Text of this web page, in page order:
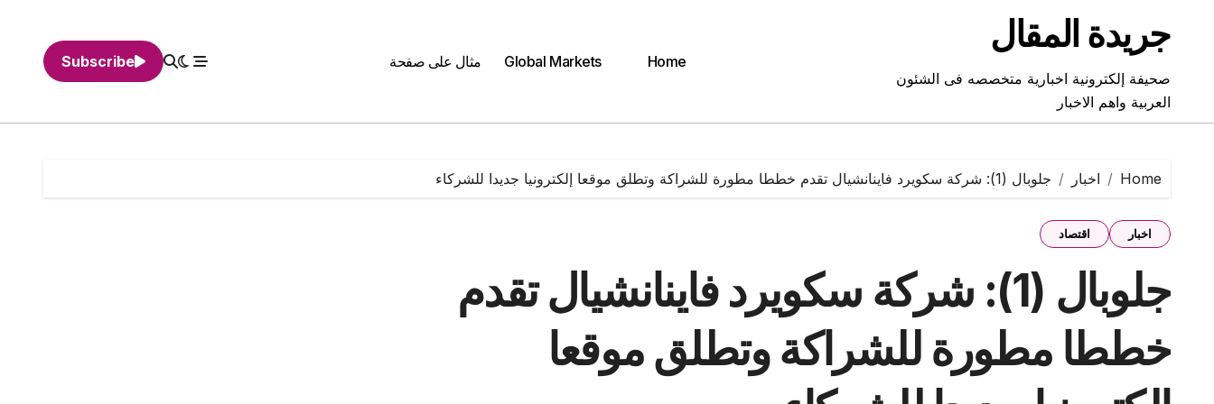
contentجريدة المقال
صحيفة إلكترونية اخبارية متخصصه فى الشئون
العربية واهم الاخبار
Home
Global Markets مثال على صفحة Subscribe
Home اخبار جلوبال (1): شركة سكويرد فاينانشيال تقدم خططا مطورة للشراكة وتطلق موقعا إلكترونيا جديدا للشركاء
اخبار اقتصاد
جلوبال (1): شركة سكويرد فاينانشيال تقدم
خططا مطورة للشراكة وتطلق موقعا